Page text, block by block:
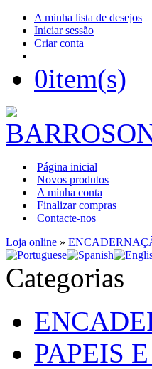
A minha lista de desejos
Iniciar sessão
Criar conta
0item(s)
Página inicial
Novos produtos
A minha conta
Finalizar compras
Contacte-nos
Loja online »
Categorias
PAPEIS